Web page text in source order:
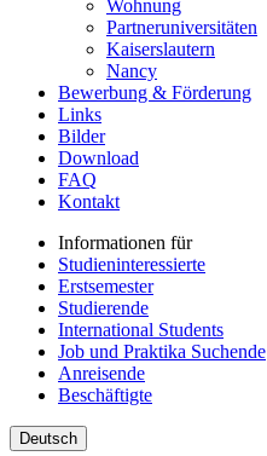
Wohnung
Partneruniversitäten
Kaiserslautern
Nancy
Bewerbung & Förderung
Links
Bilder
Download
FAQ
Kontakt
Informationen für
Studieninteressierte
Erstsemester
Studierende
International Students
Job und Praktika Suchende
Anreisende
Beschäftigte
Deutsch